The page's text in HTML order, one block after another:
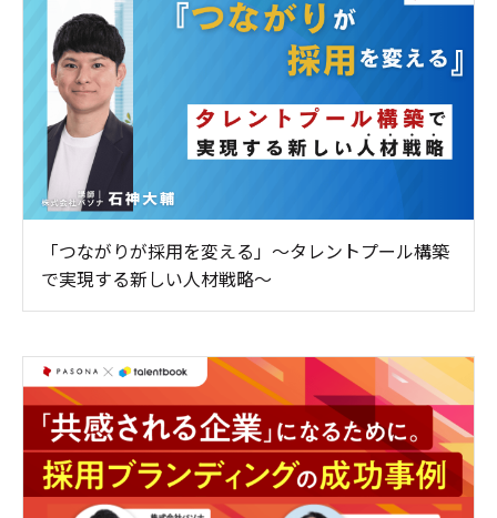
「つながりが採用を変える」～タレントプール構築
で実現する新しい人材戦略～